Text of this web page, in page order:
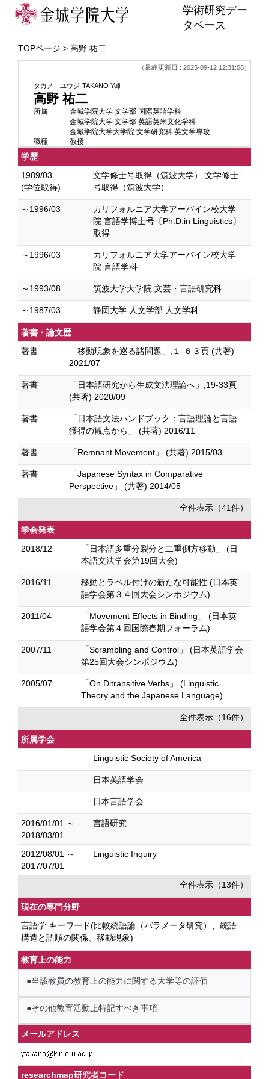
学術研究デー
タベース
TOPページ > 高野 祐二
（最終更新日 : 2025-09-12 12:31:08）
タカノ ユウジ TAKANO Yuji
高野 祐二
所属
金城学院大学 文学部 国際英語学科
金城学院大学 文学部 英語英米文化学科
金城学院大学大学院 文学研究科 英文学専攻
職種
教授
学歴
1989/03
(学位取得)
文学修士号取得（筑波大学） 文学修士
号取得（筑波大学）
～1996/03
カリフォルニア大学アーバイン校大学
院 言語学博士号〔Ph.D.in Linguistics〕
取得
～1996/03
カリフォルニア大学アーバイン校大学
院 言語学科
～1993/08 筑波大学大学院 文芸・言語研究科
～1987/03 静岡大学 人文学部 人文学科
著書・論文歴
著書
「移動現象を巡る諸問題」,１-６３頁 (共著)
2021/07
著書
「日本語研究から生成文法理論へ」,19-33頁
(共著) 2020/09
著書
「日本語文法ハンドブック：言語理論と言語
獲得の観点から」 (共著) 2016/11
著書 「Remnant Movement」 (共著) 2015/03
著書
「Japanese Syntax in Comparative
Perspective」 (共著) 2014/05
全件表示（41件）
学会発表
2018/12
「日本語多重分裂分と二重側方移動」 (日
本語文法学会第19回大会)
2016/11
移動とラベル付けの新たな可能性 (日本英
語学会第３４回大会シンポジウム)
2011/04
「Movement Effects in Binding」 (日本英
語学会第４回国際春期フォーラム)
2007/11
「Scrambling and Control」 (日本英語学会
第25回大会シンポジウム)
2005/07
「On Ditransitive Verbs」 (Linguistic
Theory and the Japanese Language)
全件表示（16件）
所属学会
Linguistic Society of America
日本英語学会
日本言語学会
2016/01/01 ～
2018/03/01
言語研究
2012/08/01 ～
2017/07/01
Linguistic Inquiry
全件表示（13件）
現在の専門分野
言語学 キーワード(比較統語論（パラメータ研究）、統語
構造と語順の関係、移動現象)
教育上の能力
●当該教員の教育上の能力に関する大学等の評価
●その他教育活動上特記すべき事項
メールアドレス
researchmap研究者コード